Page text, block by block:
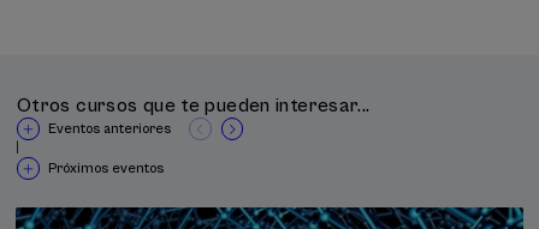
Otros cursos que te pueden interesar...
Eventos anteriores
Próximos eventos